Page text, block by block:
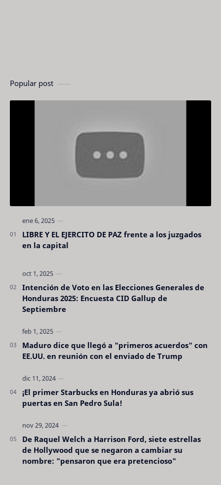
Popular post
LIBRE Y EL EJERCITO DE PAZ frente a los juzgados
en la capital
Intención de Voto en las Elecciones Generales de
Honduras 2025: Encuesta CID Gallup de
Septiembre
Maduro dice que llegó a "primeros acuerdos" con
EE.UU. en reunión con el enviado de Trump
¡El primer Starbucks en Honduras ya abrió sus
puertas en San Pedro Sula!
De Raquel Welch a Harrison Ford, siete estrellas
de Hollywood que se negaron a cambiar su
nombre: "pensaron que era pretencioso"